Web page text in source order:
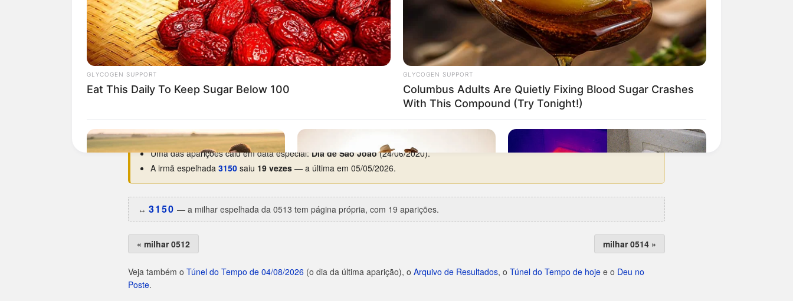
Curiosidades da 0513
Nunca saiu no PTN das 18:30— apuração que a base acompanha desde 1995.
Nunca saiu num domingo.
O dia preferido é sábado, com 8 aparições.
Estreou na base em11/10/1997 (Federal, 3º prêmio).
(há cerca de 4 anos de silêncio), entre 05/06/2000 e 17/05/2004.
Menor intervalo:34 dias, entre 22/02/2014 e 28/03/2014.
Melhor ano:2000 e 2014, com 3 aparições.
Uma das aparições caiu em data especial: Dia de São João(24/06/2020).
A irmã espelhada 3150 saiu 19 vezes — a última em 05/05/2026.
↔️ 3150 — a milhar espelhada da 0513 tem página própria, com 19 aparições.
« milhar 0512 milhar 0514 »
Veja também o Túnel do Tempo de 04/08/2026 (o dia da última aparição), o Arquivo de Resultados, o Túnel do Tempo de hoje e o Deu no
Poste.